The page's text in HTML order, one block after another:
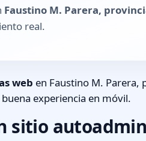
Faustino M. Parera,
real.
web en Faustino M. Parera,
experiencia en móvil.
sitio